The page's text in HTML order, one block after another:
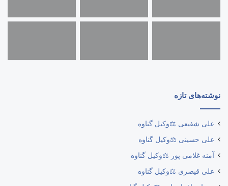
نوشته‌های تازه
علی شفیعی ⚖️وکیل گناوه
علی حسینی ⚖️وکیل گناوه
آمنه غلامی پور ⚖️وکیل گناوه
علی قیصری ⚖️وکیل گناوه